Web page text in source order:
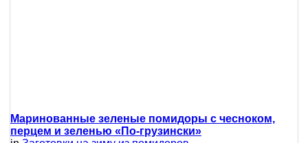
Маринованные зеленые помидоры с чесноком,
перцем и зеленью «По-грузински»